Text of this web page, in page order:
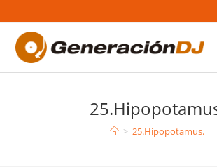
al
contenido
> 25.Hipopotamus.